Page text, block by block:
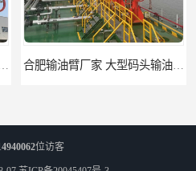
位访客